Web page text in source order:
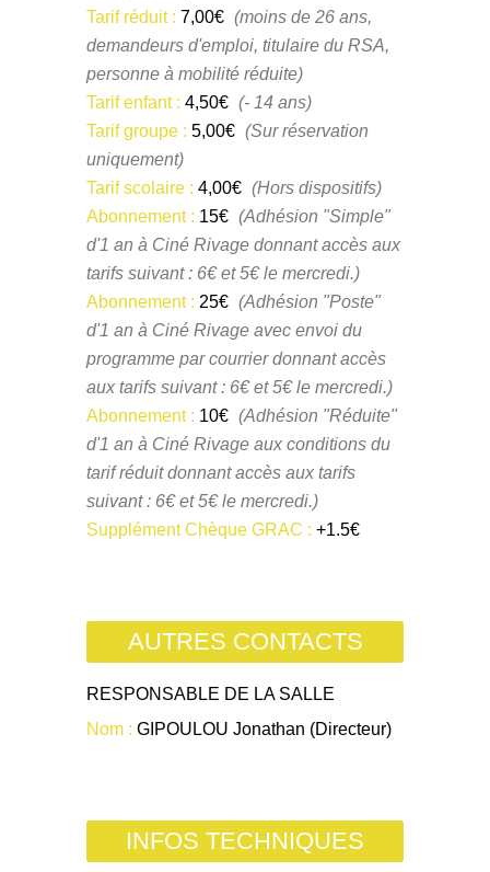
Tarif réduit : 7,00€ (moins de 26 ans,
demandeurs d'emploi, titulaire du RSA,
personne à mobilité réduite)
Tarif enfant : 4,50€ (- 14 ans)
Tarif groupe : 5,00€ (Sur réservation
uniquement)
Tarif scolaire : 4,00€ (Hors dispositifs)
Abonnement : 15€ (Adhésion "Simple"
d'1 an à Ciné Rivage donnant accès aux
tarifs suivant : 6€ et 5€ le mercredi.)
Abonnement : 25€ (Adhésion "Poste"
d'1 an à Ciné Rivage avec envoi du
programme par courrier donnant accès
aux tarifs suivant : 6€ et 5€ le mercredi.)
Abonnement : 10€ (Adhésion "Réduite"
d'1 an à Ciné Rivage aux conditions du
tarif réduit donnant accès aux tarifs
suivant : 6€ et 5€ le mercredi.)
Supplément Chèque GRAC : +1.5€
AUTRES CONTACTS
RESPONSABLE DE LA SALLE
Nom : GIPOULOU Jonathan (Directeur)
INFOS TECHNIQUES